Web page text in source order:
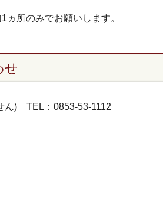
ヵ所のみでお願いします。
せ
ん) TEL：0853-53-1112